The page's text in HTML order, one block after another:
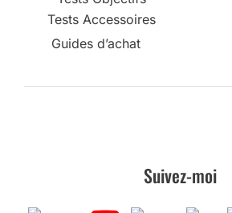
Tests Accessoires
Guides d’achat
Suivez-moi